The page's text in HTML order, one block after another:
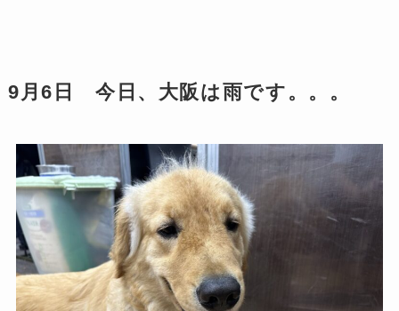
9月6日 今日、大阪は雨です。。。